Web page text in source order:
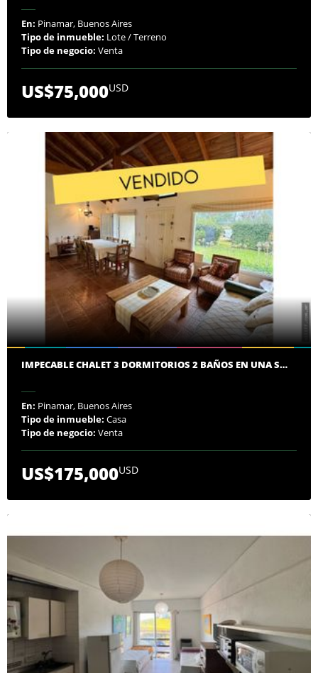
En: Pinamar, Buenos Aires
Tipo de inmueble: Lote / Terreno
Tipo de negocio: Venta
US$75,000USD
IMPECABLE CHALET 3 DORMITORIOS 2 BAÑOS EN UNA S…
En: Pinamar, Buenos Aires
Tipo de inmueble: Casa
Tipo de negocio: Venta
US$175,000USD